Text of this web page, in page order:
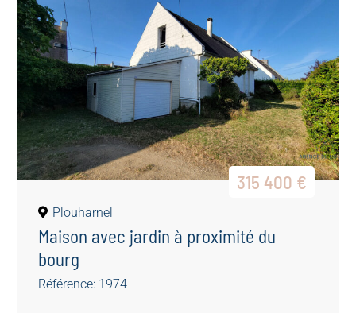
315 400 €
Plouharnel
Maison avec jardin à proximité du
bourg
Référence: 1974